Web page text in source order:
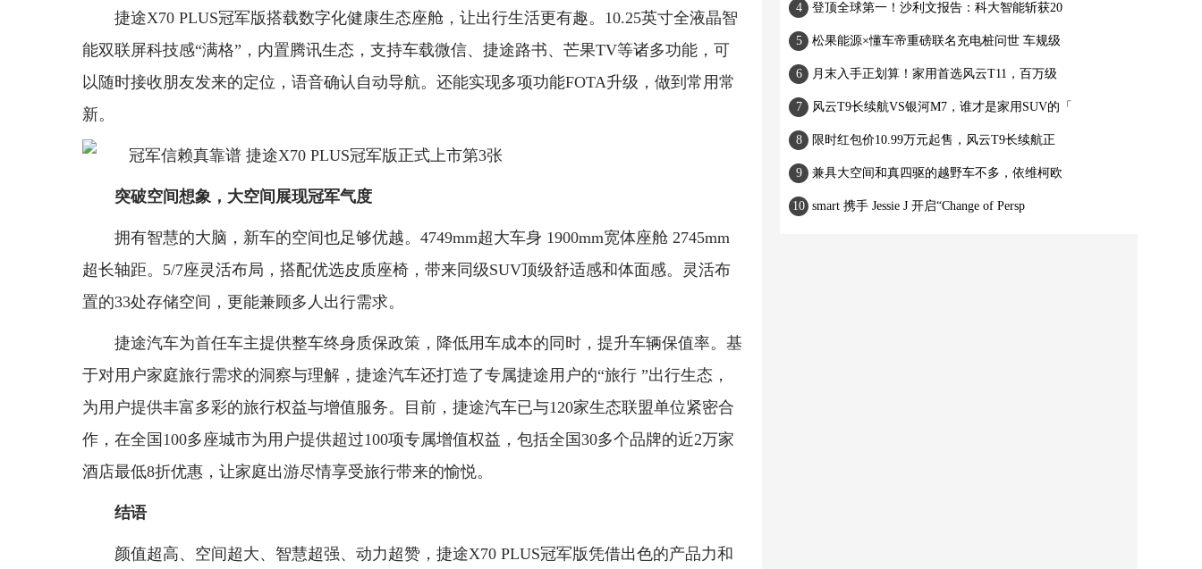
捷途X70 PLUS冠军版搭载数字化健康生态座舱，让出行生活更有趣。10.25英寸全液晶智
能双联屏科技感“满格”，内置腾讯生态，支持车载微信、捷途路书、芒果TV等诸多功能，可
以随时接收朋友发来的定位，语音确认自动导航。还能实现多项功能FOTA升级，做到常用常
新。
突破空间想象，大空间展现冠军气度
拥有智慧的大脑，新车的空间也足够优越。4749mm超大车身 1900mm宽体座舱 2745mm
超长轴距。5/7座灵活布局，搭配优选皮质座椅，带来同级SUV顶级舒适感和体面感。灵活布
置的33处存储空间，更能兼顾多人出行需求。
捷途汽车为首任车主提供整车终身质保政策，降低用车成本的同时，提升车辆保值率。基
于对用户家庭旅行需求的洞察与理解，捷途汽车还打造了专属捷途用户的“旅行 ”出行生态，
为用户提供丰富多彩的旅行权益与增值服务。目前，捷途汽车已与120家生态联盟单位紧密合
作，在全国100多座城市为用户提供超过100项专属增值权益，包括全国30多个品牌的近2万家
酒店最低8折优惠，让家庭出游尽情享受旅行带来的愉悦。
结语
颜值超高、空间超大、智慧超强、动力超赞，捷途X70 PLUS冠军版凭借出色的产品力和
登顶全球第一！沙利文报告：科大智能斩获20
松果能源×懂车帝重磅联名充电桩问世 车规级
月末入手正划算！家用首选风云T11，百万级
风云T9长续航VS银河M7，谁才是家用SUV的「
限时红包价10.99万元起售，风云T9长续航正
兼具大空间和真四驱的越野车不多，依维柯欧
smart 携手 Jessie J 开启“Change of Persp